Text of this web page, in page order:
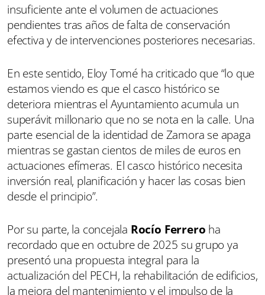
insuficiente ante el volumen de actuaciones
pendientes tras años de falta de conservación
efectiva y de intervenciones posteriores necesarias.
En este sentido, Eloy Tomé ha criticado que “lo que
estamos viendo es que el casco histórico se
deteriora mientras el Ayuntamiento acumula un
superávit millonario que no se nota en la calle. Una
parte esencial de la identidad de Zamora se apaga
mientras se gastan cientos de miles de euros en
actuaciones efímeras. El casco histórico necesita
inversión real, planificación y hacer las cosas bien
desde el principio”.
Por su parte, la concejala Rocío Ferrero ha
recordado que en octubre de 2025 su grupo ya
presentó una propuesta integral para la
actualización del PECH, la rehabilitación de edificios,
la mejora del mantenimiento y el impulso de la